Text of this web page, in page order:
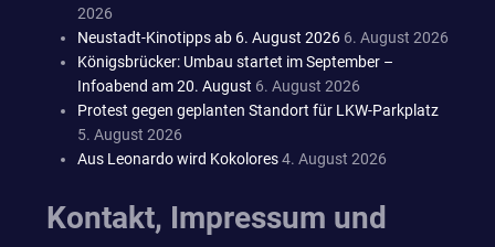
2026
Neustadt-Kinotipps ab 6. August 2026 6. August 2026
Königsbrücker: Umbau startet im September –
Infoabend am 20. August 6. August 2026
Protest gegen geplanten Standort für LKW-Parkplatz
5. August 2026
Aus Leonardo wird Kokolores4. August 2026
Kontakt, Impressum und